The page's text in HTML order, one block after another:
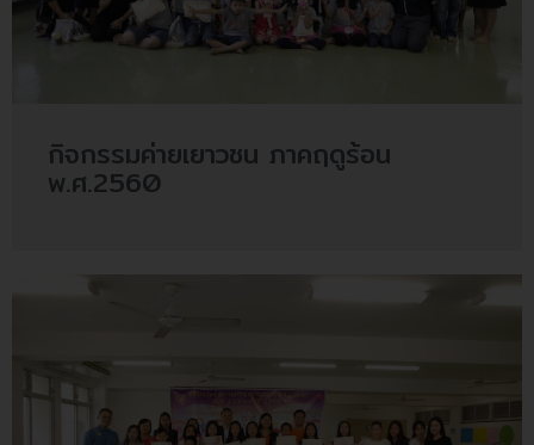
กิจกรรมค่ายเยาวชน ภาคฤดูร้อน
พ.ศ.2560